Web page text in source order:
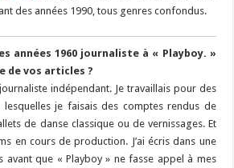
des années 1990, tous genres confondus.
années 1960 journaliste à « Playboy. »
de vos articles ?
indépendant. Je travaillais pour des
lesquelles je faisais des comptes rendus de
de danse classique ou de vernissages. Et
en cours de production. J’ai écris dans une
avant que « Playboy » ne fasse appel à mes